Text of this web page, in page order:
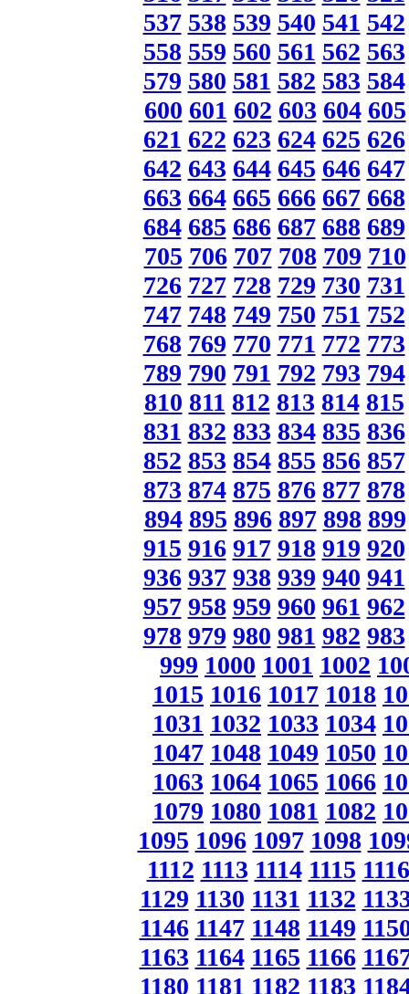
537 538 539 540 541 542
558 559 560 561 562 563
579 580 581 582 583 584
600 601 602 603 604 605
621 622 623 624 625 626
642 643 644 645 646 647
663 664 665 666 667 668
684 685 686 687 688 689
705 706 707 708 709 710
726 727 728 729 730 731
747 748 749 750 751 752
768 769 770 771 772 773
789 790 791 792 793 794
810 811 812 813 814 815
831 832 833 834 835 836
852 853 854 855 856 857
873 874 875 876 877 878
894 895 896 897 898 899
915 916 917 918 919 920
936 937 938 939 940 941
957 958 959 960 961 962
978 979 980 981 982 983
999 1000 1001 1002
1015 1016 1017 1018
1031 1032 1033 1034
1047 1048 1049 1050
1063 1064 1065 1066
1079 1080 1081 1082
1095 1096 1097 1098
1112 1113 1114 1115 1116
1129 1130 1131 1132
1146 1147 1148 1149
1163 1164 1165 1166
1180 1181 1182 1183